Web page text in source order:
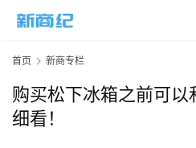
首页 新商专栏
购买松下冰箱之前可
细看！